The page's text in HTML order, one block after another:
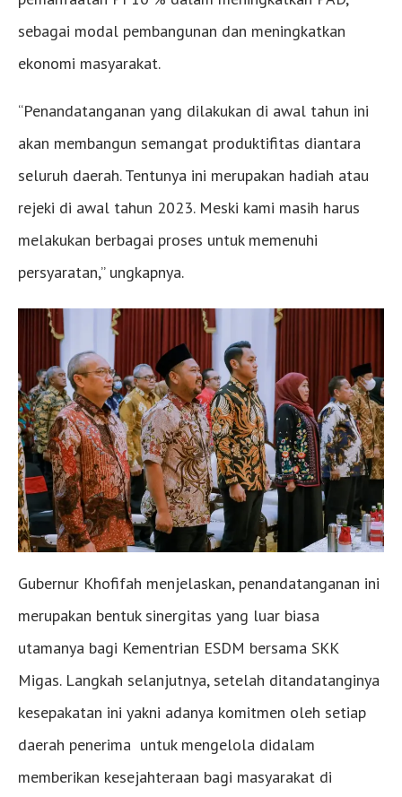
sebagai modal pembangunan dan meningkatkan
ekonomi masyarakat.
“Penandatanganan yang dilakukan di awal tahun ini
akan membangun semangat produktifitas diantara
seluruh daerah. Tentunya ini merupakan hadiah atau
rejeki di awal tahun 2023. Meski kami masih harus
melakukan berbagai proses untuk memenuhi
persyaratan,” ungkapnya.
Gubernur Khofifah menjelaskan, penandatanganan ini
merupakan bentuk sinergitas yang luar biasa
utamanya bagi Kementrian ESDM bersama SKK
Migas. Langkah selanjutnya, setelah ditandatanginya
kesepakatan ini yakni adanya komitmen oleh setiap
daerah penerima untuk mengelola didalam
memberikan kesejahteraan bagi masyarakat di